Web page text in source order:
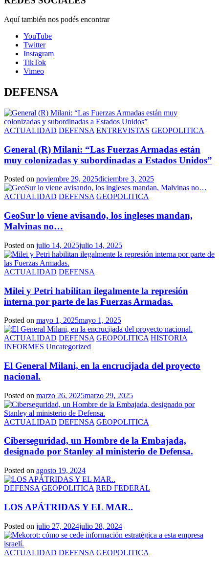
Aquí también nos podés encontrar
YouTube
Twitter
Instagram
TikTok
Vimeo
DEFENSA
ACTUALIDAD DEFENSA ENTREVISTAS GEOPOLITICA
General (R) Milani: “Las Fuerzas Armadas están
muy colonizadas y subordinadas a Estados Unidos”
Posted on noviembre 29, 2025diciembre 3, 2025
ACTUALIDAD DEFENSA GEOPOLITICA
GeoSur lo viene avisando, los ingleses mandan,
Malvinas no…
Posted on julio 14, 2025julio 14, 2025
ACTUALIDAD DEFENSA
Milei y Petri habilitan ilegalmente la represión
interna por parte de las Fuerzas Armadas.
Posted on mayo 1, 2025mayo 1, 2025
ACTUALIDAD DEFENSA GEOPOLITICA HISTORIA
INFORMES Uncategorized
El General Milani, en la encrucijada del proyecto
nacional.
Posted on marzo 26, 2025marzo 29, 2025
ACTUALIDAD DEFENSA GEOPOLITICA
Ciberseguridad, un Hombre de la Embajada,
designado por Stanley al ministerio de Defensa.
Posted on agosto 19, 2024
DEFENSA GEOPOLITICA RED FEDERAL
LOS APÁTRIDAS Y EL MAR..
Posted on julio 27, 2024julio 28, 2024
ACTUALIDAD DEFENSA GEOPOLITICA